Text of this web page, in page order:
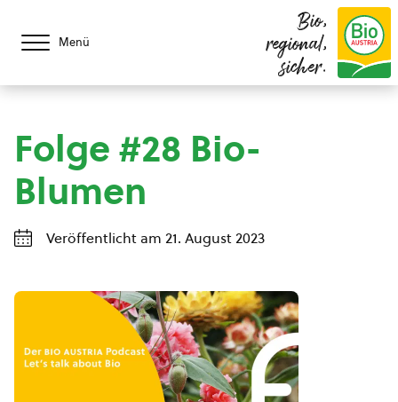
Menü
Bio,
regional,
sicher.
Folge #28 Bio-
Blumen
Veröffentlicht am 21. August 2023